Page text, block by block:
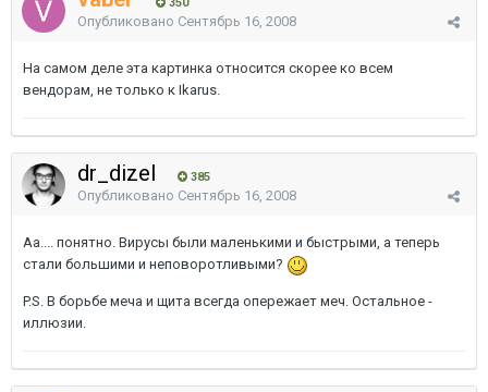
Опубликовано Сентябрь 16, 2008
На самом деле эта картинка относится скорее ко всем
вендорам, не только к Ikarus.
dr_dizel 385
Опубликовано Сентябрь 16, 2008
Аа.... понятно. Вирусы были маленькими и быстрыми, а теперь
стали большими и неповоротливыми?
P.S. В борьбе меча и щита всегда опережает меч. Остальное -
иллюзии.